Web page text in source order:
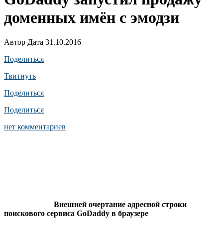
доменных имён с эмодзи
Автор Дата 31.10.2016
Поделиться
Твитнуть
Поделиться
Поделиться
нет комментариев
Внешней очертание адресной строки
поискового сервиса GoDaddy в браузере